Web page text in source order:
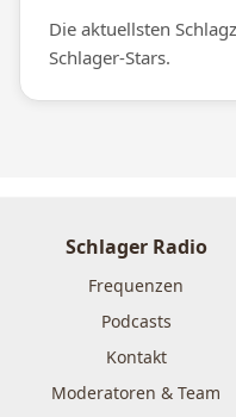
Die aktuellsten
Schlager-Stars.
Schlager Radio
Frequenzen
Podcasts
Kontakt
Moderatoren & Team